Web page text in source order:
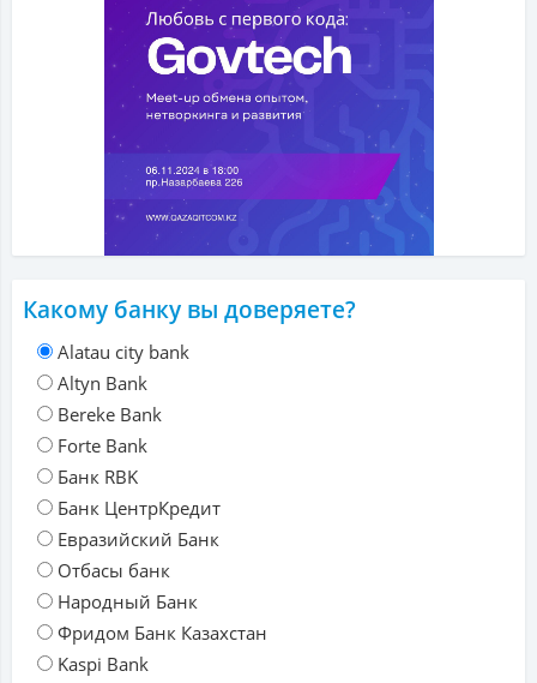
Какому банку вы доверяете?
Alatau city bank
Altyn Bank
Bereke Bank
Forte Bank
Банк RBK
Банк ЦентрКредит
Евразийский Банк
Отбасы банк
Народный Банк
Фридом Банк Казахстан
Kaspi Bank